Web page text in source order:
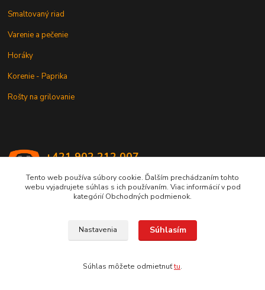
Smaltovaný riad
Varenie a pečenie
Horáky
Korenie - Paprika
Rošty na grilovanie
+421 902 212 007
Copyright © 2017-2027 MACSHOP.SK, všetky práva vyhradené..
Tento web používa súbory cookie. Ďalším prechádzaním tohto
webu vyjadrujete súhlas s ich používaním. Viac informácií v pod
kategórií Obchodných podmienok.
Nastavenia Súhlasím
Súhlas môžete odmietnuťtu.